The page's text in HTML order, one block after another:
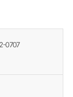
0707